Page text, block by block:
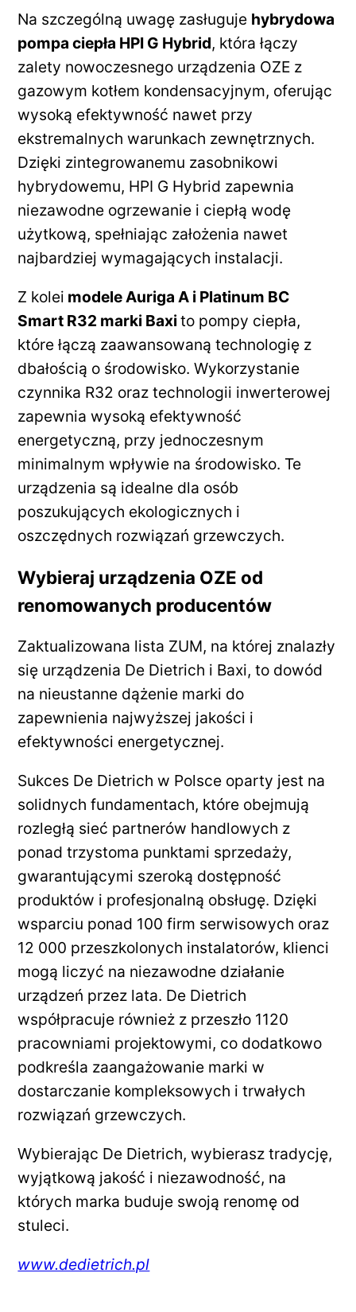
Na szczególną uwagę zasługuje hybrydowa
pompa ciepła HPI G Hybrid, która łączy
zalety nowoczesnego urządzenia OZE z
gazowym kotłem kondensacyjnym, oferując
wysoką efektywność nawet przy
ekstremalnych warunkach zewnętrznych.
Dzięki zintegrowanemu zasobnikowi
hybrydowemu, HPI G Hybrid zapewnia
niezawodne ogrzewanie i ciepłą wodę
użytkową, spełniając założenia nawet
najbardziej wymagających instalacji.
Z kolei modele Auriga A i Platinum BC
Smart R32 marki Baxito pompy ciepła,
które łączą zaawansowaną technologię z
dbałością o środowisko. Wykorzystanie
czynnika R32 oraz technologii inwerterowej
zapewnia wysoką efektywność
energetyczną, przy jednoczesnym
minimalnym wpływie na środowisko. Te
urządzenia są idealne dla osób
poszukujących ekologicznych i
oszczędnych rozwiązań grzewczych.
Wybieraj urządzenia OZE od
renomowanych producentów
Zaktualizowana lista ZUM, na której znalazły
się urządzenia De Dietrich i Baxi, to dowód
na nieustanne dążenie marki do
zapewnienia najwyższej jakości i
efektywności energetycznej.
Sukces De Dietrich w Polsce oparty jest na
solidnych fundamentach, które obejmują
rozległą sieć partnerów handlowych z
ponad trzystoma punktami sprzedaży,
gwarantującymi szeroką dostępność
produktów i profesjonalną obsługę. Dzięki
wsparciu ponad 100 firm serwisowych oraz
12 000 przeszkolonych instalatorów, klienci
mogą liczyć na niezawodne działanie
urządzeń przez lata. De Dietrich
współpracuje również z przeszło 1120
pracowniami projektowymi, co dodatkowo
podkreśla zaangażowanie marki w
dostarczanie kompleksowych i trwałych
rozwiązań grzewczych.
Wybierając De Dietrich, wybierasz tradycję,
wyjątkową jakość i niezawodność, na
których marka buduje swoją renomę od
stuleci.
www.dedietrich.pl